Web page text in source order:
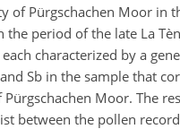
of Pürgschachen Moor in
the period of the late La
characterized by a
Sb in the sample that
Moor. The
between the pollen